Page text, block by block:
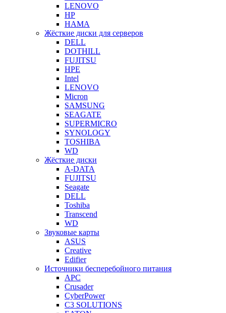
LENOVO
HP
HAMA
Жёсткие диски для серверов
DELL
DOTHILL
FUJITSU
HPE
Intel
LENOVO
Micron
SAMSUNG
SEAGATE
SUPERMICRO
SYNOLOGY
TOSHIBA
WD
Жёсткие диски
A-DATA
FUJITSU
Seagate
DELL
Toshiba
Transcend
WD
Звуковые карты
ASUS
Creative
Edifier
Источники бесперебойного питания
APC
Crusader
CyberPower
C3 SOLUTIONS